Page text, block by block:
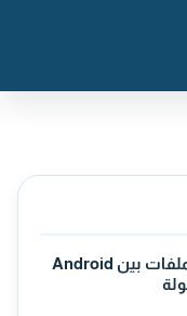
كيفية مشاركة الملفات بين Android